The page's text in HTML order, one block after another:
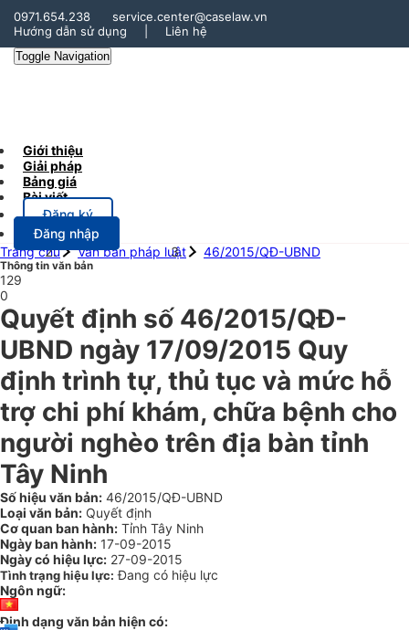
0971.654.238
service.center@caselaw.vn
Hướng dẫn sử dụng
Liên hệ
Toggle Navigation
Giới thiệu
Giải pháp
Bảng giá
Bài viết
Đăng ký
Đăng nhập
Trang chủ
Văn bản pháp luật 46/2015/QĐ-UBND
Thông tin văn bản
129
0
Quyết định số 46/2015/QĐ-
UBND ngày 17/09/2015 Quy
định trình tự, thủ tục và mức hỗ
trợ chi phí khám, chữa bệnh cho
người nghèo trên địa bàn tỉnh
Tây Ninh
Số hiệu văn bản: 46/2015/QĐ-UBND
Loại văn bản: Quyết định
Cơ quan ban hành: Tỉnh Tây Ninh
Ngày ban hành: 17-09-2015
Ngày có hiệu lực: 27-09-2015
Tình trạng hiệu lực: Đang có hiệu lực
Ngôn ngữ:
Định dạng văn bản hiện có: